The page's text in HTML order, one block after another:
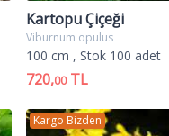
Kartopu Çiçeği
Viburnum opulus
100 cm , Stok 100 adet
720,00TL
Kargo Bizden